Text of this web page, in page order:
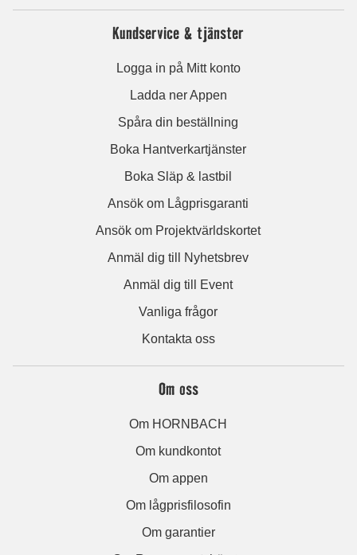
Kundservice & tjänster
Logga in på Mitt konto
Ladda ner Appen
Spåra din beställning
Boka Hantverkartjänster
Boka Släp & lastbil
Ansök om Lågprisgaranti
Ansök om Projektvärldskortet
Anmäl dig till Nyhetsbrev
Anmäl dig till Event
Vanliga frågor
Kontakta oss
Om oss
Om HORNBACH
Om kundkontot
Om appen
Om lågprisfilosofin
Om garantier